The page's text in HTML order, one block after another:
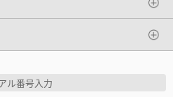
ル番号入力